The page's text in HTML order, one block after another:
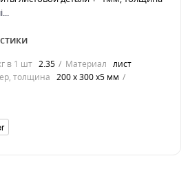
в 1 шт 2.35 Материал лист
толщина 200 х 300 х5 мм